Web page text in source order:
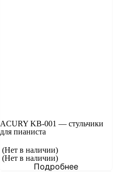
ACURY KB-001 — cтульчики
для пианиста
(Нет в наличии)
(Нет в наличии)
Подробнее